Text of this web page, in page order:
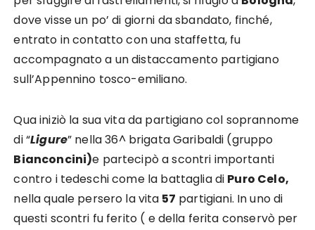
dove visse un po’ di giorni da sbandato, finché,
entrato in contatto con una staffetta, fu
accompagnato a un distaccamento partigiano
sull’Appennino tosco-emiliano.
Qua iniziò la sua vita da partigiano col soprannome
di “Ligure” nella 36^ brigata Garibaldi (gruppo
Bianconcini)e partecipò a scontri importanti
contro i tedeschi come la battaglia di Puro Celo,
nella quale persero la vita 57 partigiani. In uno di
questi scontri fu ferito ( e della ferita conservò per